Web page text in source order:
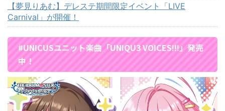
【夢見りあむ】デレステ期間限定イベント「LIVE
Carnival」が開催！
#UNICUSユニット楽曲「UNIQU3 VOICES!!!」発売
中！